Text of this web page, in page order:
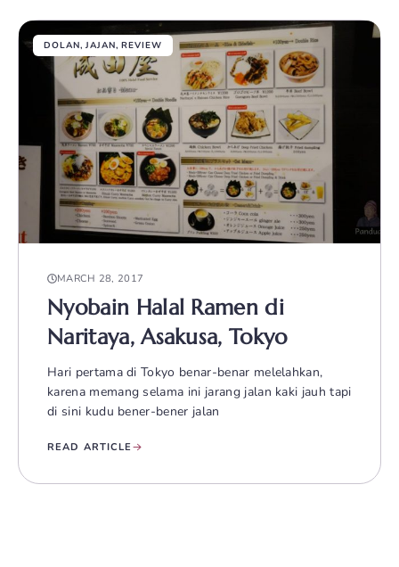
DOLAN, JAJAN, REVIEW
MARCH 28, 2017
Nyobain Halal Ramen di
Naritaya, Asakusa, Tokyo
Hari pertama di Tokyo benar-benar melelahkan,
karena memang selama ini jarang jalan kaki jauh tapi
di sini kudu bener-bener jalan
READ ARTICLE